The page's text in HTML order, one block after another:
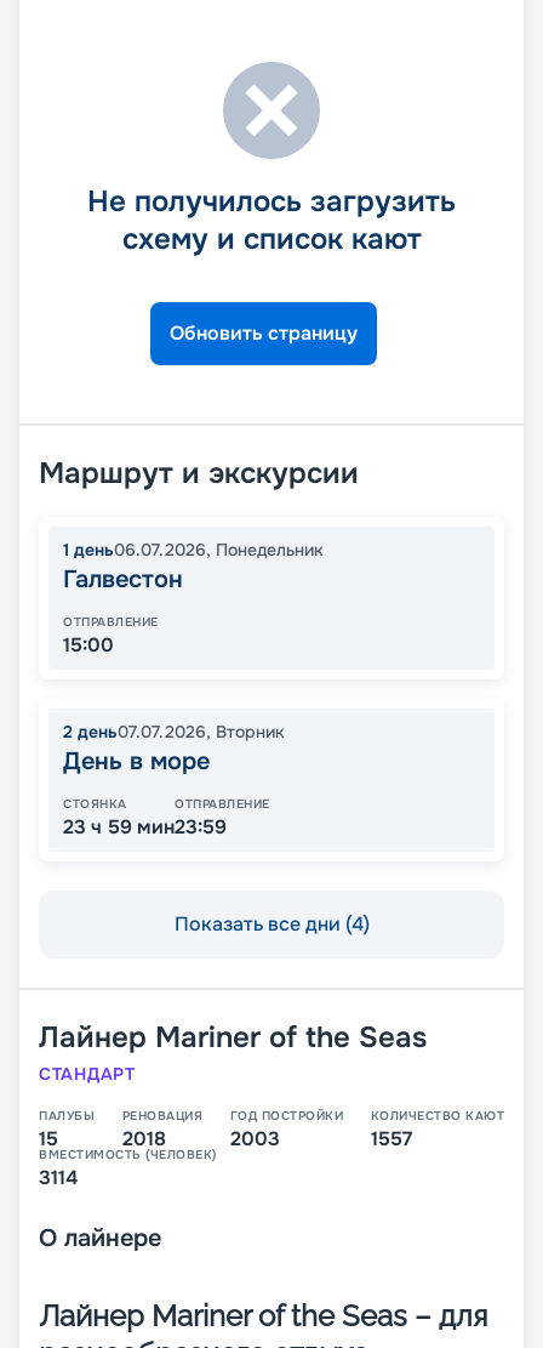
Не получилось загрузить
схему и список кают
Обновить страницу
Маршрут и экскурсии
1 день06.07.2026, Понедельник
Галвестон
ОТПРАВЛЕНИЕ
15:00
2 день07.07.2026, Вторник
День в море
СТОЯНКА
23 ч 59 мин
ОТПРАВЛЕНИЕ
23:59
Показать все дни (4)
Лайнер Mariner of the Seas
СТАНДАРТ
ПАЛУБЫ
15
РЕНОВАЦИЯ
2018
ГОД ПОСТРОЙКИ
2003
КОЛИЧЕСТВО КАЮТ
1557
ВМЕСТИМОСТЬ (ЧЕЛОВЕК)
3114
О лайнере
Лайнер Mariner of the Seas – для